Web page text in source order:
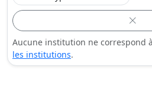
Aucune institution ne correspond
les institutions.